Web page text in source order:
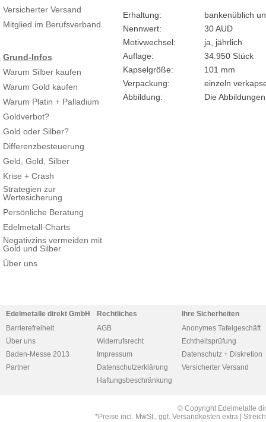
Versicherter Versand
Mitglied im Berufsverband
Grund-Infos
Warum Silber kaufen
Warum Gold kaufen
Warum Platin + Palladium
Goldverbot?
Gold oder Silber?
Differenzbesteuerung
Geld, Gold, Silber
Krise + Crash
Strategien zur
Wertesicherung
Persönliche Beratung
Edelmetall-Charts
Negativzins vermeiden mit
Gold und Silber
Über uns
Erhaltung:
bankenüblich
Nennwert:
30 AUD
Motivwechsel:
ja, jährlich
Auflage:
34.950 Stück
Kapselgröße:
101 mm
Verpackung:
einzeln
Abbildung:
Die
Edelmetalle direkt GmbH
Barrierefreiheit
Über uns
Baden-Messe 2013
Partner
Rechtliches
AGB
Widerrufsrecht
Impressum
Datenschutzerklärung
Haftungsbeschränkung
Ihre Sicherheiten
Anonymes Tafelgeschäft
Echtheitsprüfung
Datenschutz + Diskretion
Versicherter Versand
© Copyright Edelmetalle
*Preise incl. MwSt., ggf. Versandkosten extra |